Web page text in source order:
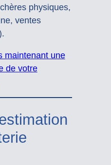
physiques,
ventes
maintenant une
de votre